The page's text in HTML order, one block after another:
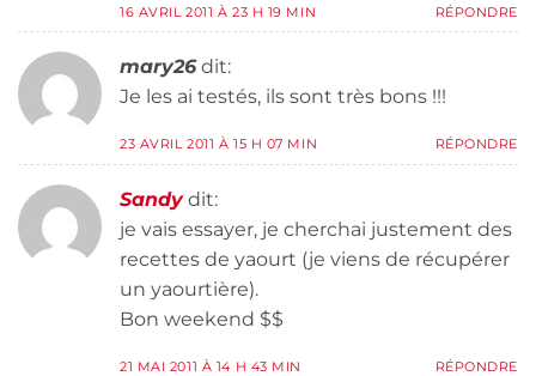
16 AVRIL 2011 À 23 H 19 MIN RÉPONDRE
mary26 dit:
Je les ai testés, ils sont très bons !!!
23 AVRIL 2011 À 15 H 07 MIN RÉPONDRE
Sandy dit:
je vais essayer, je cherchai justement des
recettes de yaourt (je viens de récupérer
un yaourtière).
Bon weekend $$
21 MAI 2011 À 14 H 43 MIN RÉPONDRE